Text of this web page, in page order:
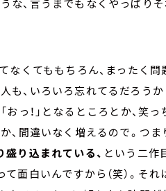
なくてももちろん、まったく
も、いろいろ忘れてるだろう
おっ！」となるところとか、笑
、間違いなく増えるので。つま
盛り込まれている、 という二作
て面白いんですから（笑）。そ